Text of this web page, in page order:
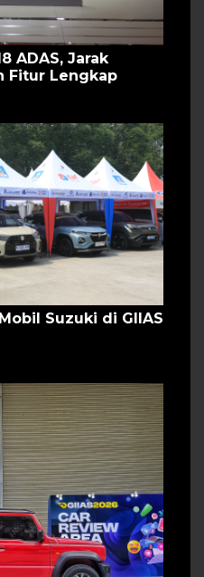
ADAS, Jarak
Fitur Lengkap
Suzuki di GIIAS